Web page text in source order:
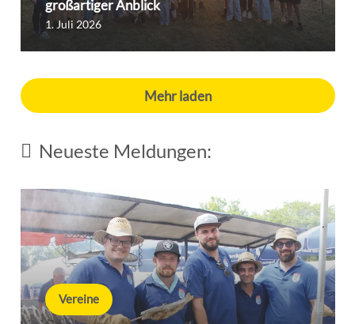
großartiger Anblick
1. Juli 2026
Mehr laden
Neueste Meldungen:
Vereine